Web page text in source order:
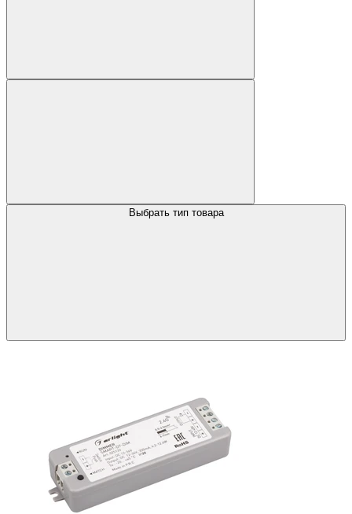
Выбрать тип товара